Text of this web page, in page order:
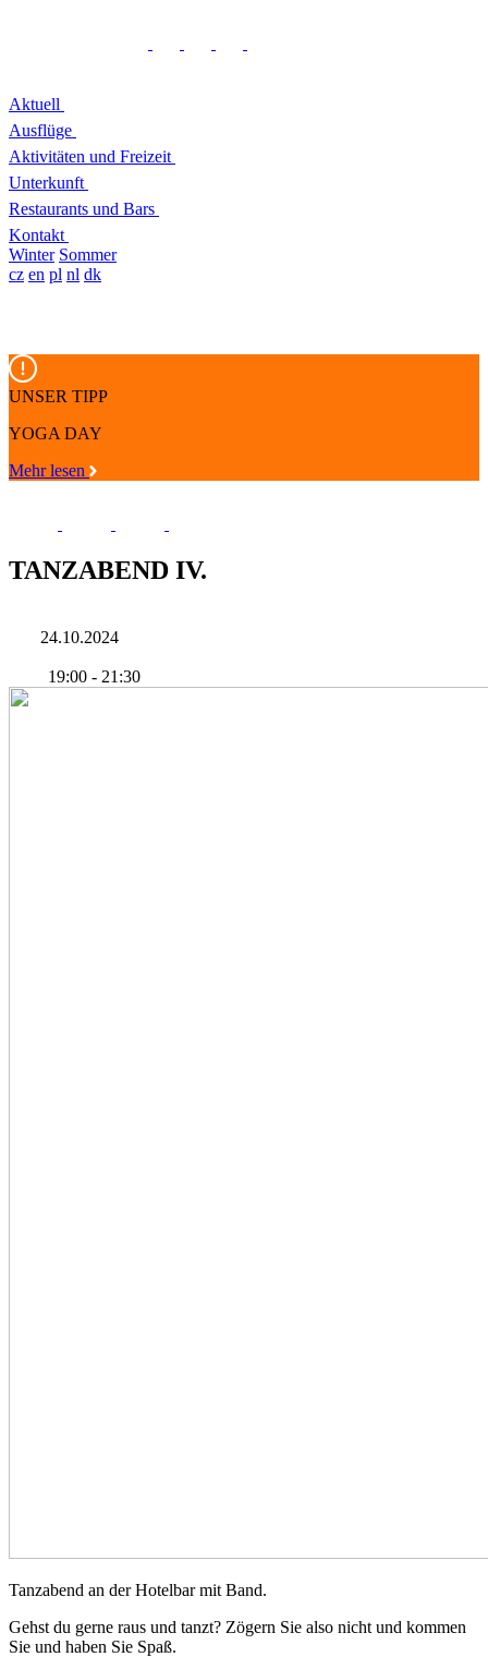
Aktuell
Ausflüge
Aktivitäten und Freizeit
Unterkunft
Restaurants und Bars
Kontakt
Winter Sommer
cz en pl nl dk
UNSER TIPP
YOGA DAY
Mehr lesen
TANZABEND IV.
24.10.2024
19:00 - 21:30
Tanzabend an der Hotelbar mit Band.
Gehst du gerne raus und tanzt? Zögern Sie also nicht und kommen
Sie und haben Sie Spaß.